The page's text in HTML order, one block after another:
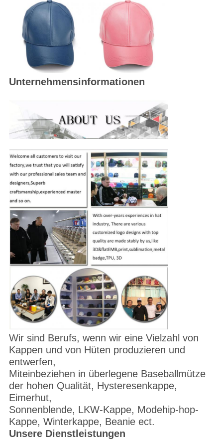
Unternehmensinformationen
Wir sind Berufs, wenn wir eine Vielzahl von
Kappen und von Hüten produzieren und
entwerfen,
Miteinbeziehen in überlegene Baseballmütze
der hohen Qualität, Hysteresenkappe,
Eimerhut,
Sonnenblende, LKW-Kappe, Modehip-hop-
Kappe, Winterkappe, Beanie ect.
Unsere Dienstleistungen